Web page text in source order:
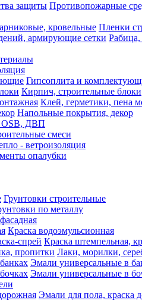
Противопожарные
Пленки
Гипсоплита и
Кирпич, строительные блоки
Клей, герметики, пена
Напольные покрытия, декор
OSB, ДВП
смеси
- ветроизоляция
опалубки
Грунтовки строительные
по металлу
Краска водоэмульсионная
Краска штемпельная,
Лаки, морилки,
Эмали универсальные в
Эмали универсальные в
Эмали для пола, краска